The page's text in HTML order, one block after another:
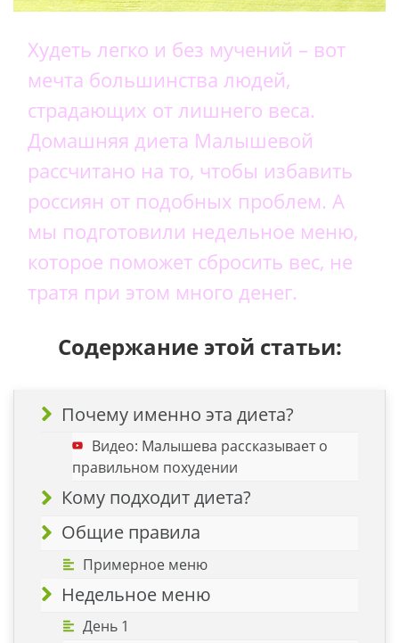
Худеть легко и без мучений – вот
мечта большинства людей,
страдающих от лишнего веса.
Домашняя диета Малышевой
рассчитано на то, чтобы избавить
россиян от подобных проблем. А
мы подготовили недельное меню,
которое поможет сбросить вес, не
тратя при этом много денег.
Содержание этой статьи:
Почему именно эта диета?
Видео: Малышева рассказывает о
правильном похудении
Кому подходит диета?
Общие правила
Примерное меню
Недельное меню
День 1